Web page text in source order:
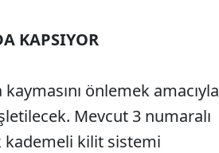
KAPSIYOR
kaymasını önlemek amacıyla
Mevcut 3 numaralı
kilit sistemi